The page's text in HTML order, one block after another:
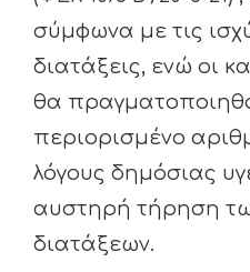
σύμφωνα με τις
διατάξεις, ενώ οι
θα
περιορισμένο
λόγους δημόσιας
αυστηρή τήρηση
διατάξεων.